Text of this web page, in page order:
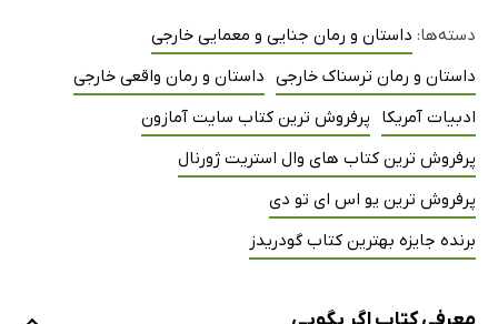
دسته‌ها: داستان و رمان جنایی و معمایی خارجی
داستان و رمان ترسناک خارجی داستان و رمان واقعی خارجی
ادبیات آمریکا پرفروش ترین کتاب سایت آمازون
پرفروش ترین کتاب های وال استریت ژورنال
پرفروش ترین یو اس ای تو دی
برنده جایزه بهترین کتاب گودریدز